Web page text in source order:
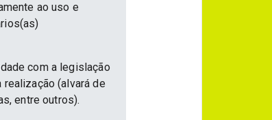
ao uso e
com a legislação
(alvará de
entre outros).